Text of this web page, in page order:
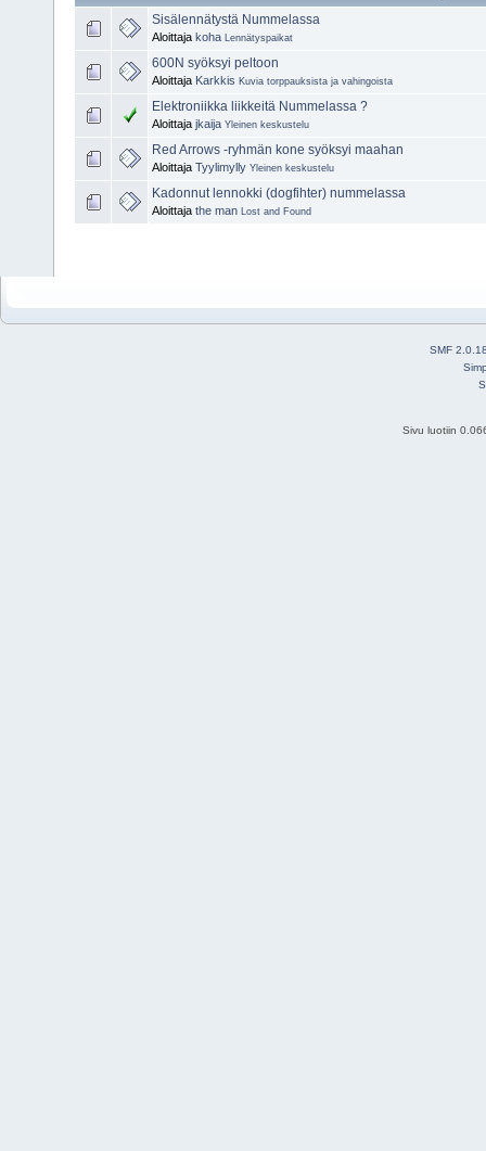
Sisälennätystä Nummelassa
Aloittaja koha Lennätyspaikat
600N syöksyi peltoon
Aloittaja Karkkis Kuvia torppauksista ja vahingoista
Elektroniikka liikkeitä Nummelassa ?
Aloittaja jkaija Yleinen keskustelu
Red Arrows -ryhmän kone syöksyi maahan
Aloittaja Tyylimylly Yleinen keskustelu
Kadonnut lennokki (dogfihter) nummelassa
Aloittaja the man Lost and Found
SMF
Sivu luotiin